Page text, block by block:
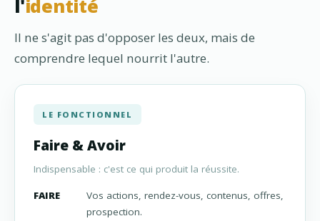
l'identité
Il ne s'agit pas d'opposer les deux, mais de
comprendre lequel nourrit l'autre.
LE FONCTIONNEL
Faire & Avoir
Indispensable : c'est ce qui produit la réussite.
FAIRE
Vos actions, rendez-vous, contenus, offres,
prospection.